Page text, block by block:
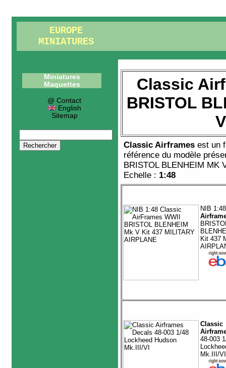
EUROPE
MINIATURES
Miniatures
Maquettes
@ Contact
English
Sitemap
Classic
BRISTOL
V
Classic Airframes est un
référence du modèle
BRISTOL BLENHEIM MK
Echelle : 1:48
NIB
Kit 437
Classic
48-003
Mk.III/